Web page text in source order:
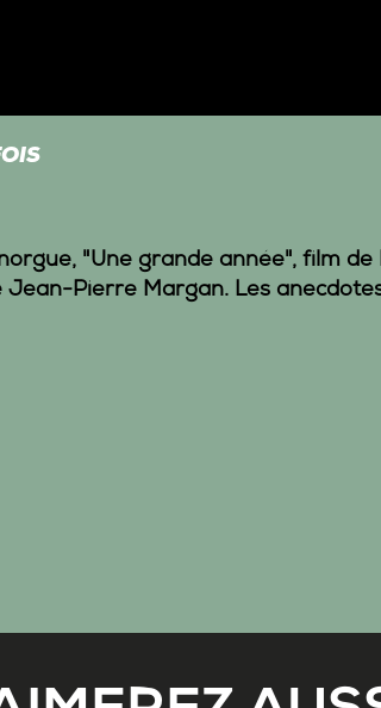
"Une grande année", film de
Jean-Pierre Margan. Les